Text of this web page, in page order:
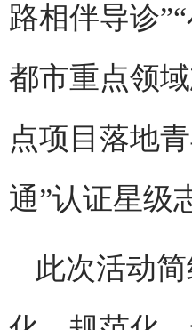
路相伴导诊
都市重点领
点项目落地
通”认证星级
此次活动